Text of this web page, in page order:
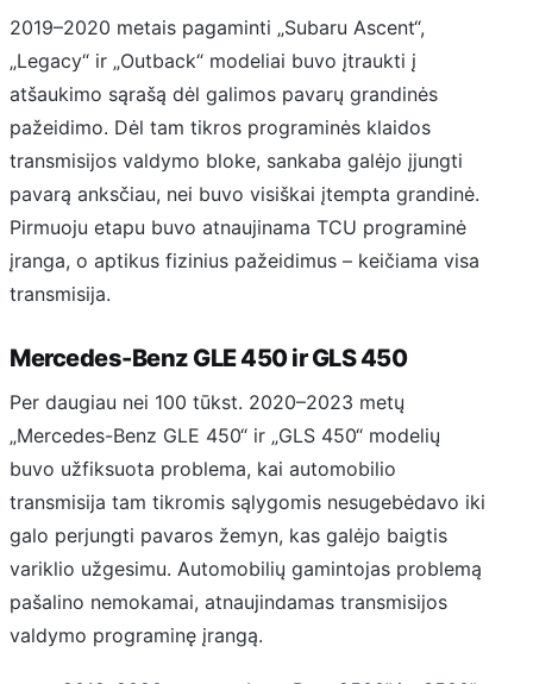
2019–2020 metais pagaminti „Subaru Ascent“,
„Legacy“ ir „Outback“ modeliai buvo įtraukti į
atšaukimo sąrašą dėl galimos pavarų grandinės
pažeidimo. Dėl tam tikros programinės klaidos
transmisijos valdymo bloke, sankaba galėjo įjungti
pavarą anksčiau, nei buvo visiškai įtempta grandinė.
Pirmuoju etapu buvo atnaujinama TCU programinė
įranga, o aptikus fizinius pažeidimus – keičiama visa
transmisija.
Mercedes-Benz GLE 450 ir GLS 450
Per daugiau nei 100 tūkst. 2020–2023 metų
„Mercedes-Benz GLE 450“ ir „GLS 450“ modelių
buvo užfiksuota problema, kai automobilio
transmisija tam tikromis sąlygomis nesugebėdavo iki
galo perjungti pavaros žemyn, kas galėjo baigtis
variklio užgesimu. Automobilių gamintojas problemą
pašalino nemokamai, atnaujindamas transmisijos
valdymo programinę įrangą.